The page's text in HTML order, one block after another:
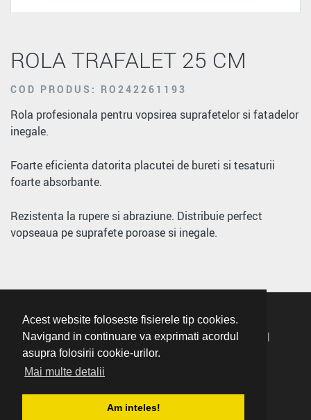
Acest website foloseste fisierele tip cookies.
Navigand in continuare va exprimati acordul
asupra folosirii cookie-urilor.
Mai multe detalii
Am inteles!
ROLA TRAFALET 25 CM
COD PRODUS: RO242261193
Rola profesionala pentru vopsirea suprafetelor si fatadelor
inegale.
Foarte eficienta datorita placutei de bureti si tesaturii
foarte absorbante.
Rezistenta la rupere si abraziune. Distribuie perfect
vopseaua pe suprafete poroase si inegale.
Termeni Si Conditii | Politica De Confidentialitate
|
Politica Cookie
ANPC: 021.9551
Copyright © 2026 SC Romdaniel Impex SRL